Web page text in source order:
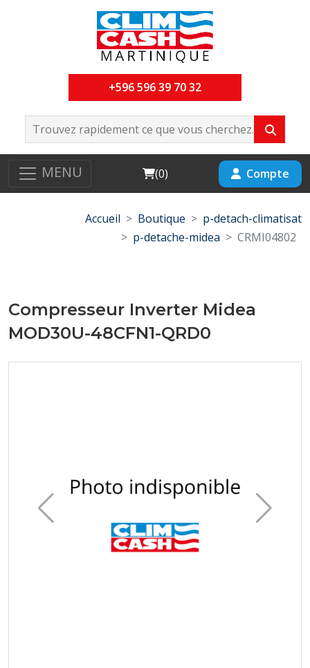
+596 596 39 70 32
MENU Cart
(0) Compte
Accueil Boutique
p-detach-climatisat
p-detache-midea
CRMI04802
Compresseur Inverter Midea
MOD30U-48CFN1-QRD0